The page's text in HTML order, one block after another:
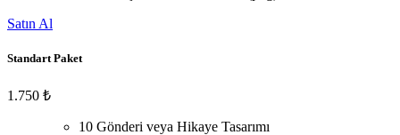
Satın Al
Standart Paket
1.750 ₺
10 Gönderi veya Hikaye Tasarımı